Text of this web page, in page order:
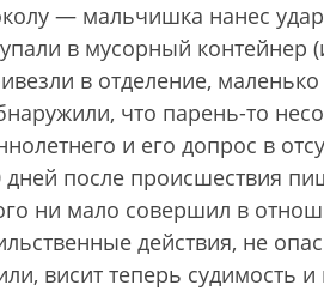
— мальчишка нанес
в мусорный контейнер
в отделение, маленько
что парень-то
и его допрос в
дней после происшествия
ни мало совершил в
действия, не
висит теперь судимость